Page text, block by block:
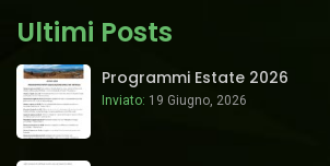
Ultimi Posts
Programmi Estate 2026
Inviato: 19 Giugno, 2026